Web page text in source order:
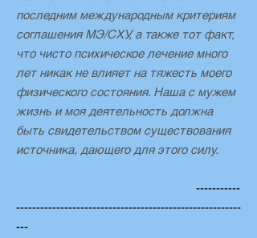
последним международным критериям
соглашения МЭ/СХУ, а также тот факт,
что чисто психическое лечение много
лет никак не влияет на тяжесть моего
физического состояния. Наша с мужем
жизнь и моя деятельность должна
быть свидетельством существования
источника, дающего для этого силу.
-----------
--------------------------------------------------------
---